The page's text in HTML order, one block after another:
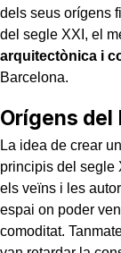
dels seus orígens
del segle XXI, el
arquitectònica i
Barcelona.
Orígens del
La idea de crear
principis del segle
els veïns i les
espai on poder
comoditat.